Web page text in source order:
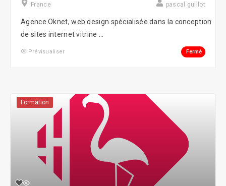
France pascal guillot
Agence Oknet, web design spécialisée dans la conception
de sites internet vitrine ...
Prévisualiser Fermé
Formation